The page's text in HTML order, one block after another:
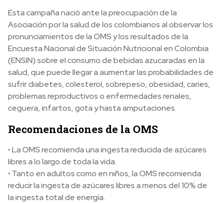
Esta campaña nació ante la preocupación de la
Asociación por la salud de los colombianos al observar los
pronunciamientos de la OMS y los resultados de la
Encuesta Nacional de Situación Nutricional en Colombia
(ENSIN) sobre el consumo de bebidas azucaradas en la
salud, que puede llegar a aumentar las probabilidades de
sufrir diabetes, colesterol, sobrepeso, obesidad, caries,
problemas reproductivos o enfermedades renales,
ceguera, infartos, gota y hasta amputaciones.
Recomendaciones de la OMS
• La OMS recomienda una ingesta reducida de azúcares
libres a lo largo de toda la vida.
• Tanto en adultos como en niños, la OMS recomienda
reducir la ingesta de azúcares libres a menos del 10% de
la ingesta total de energía.